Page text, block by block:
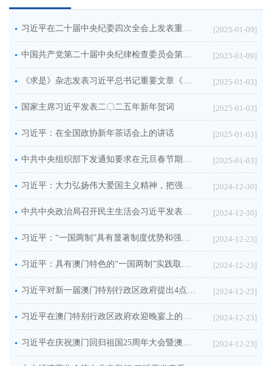
财务公开
信息公开
习近平在二十届中央纪委四次全会上发表重要讲话 [2025-01-09]
中国共产党第二十届中央纪律检查委员会第四次全体会议公报 [2025-01-09]
《求是》杂志发表习近平总书记重要文章《以中国式现代化全面推进强国建设、民族复兴伟业》 [2025-01-03]
国家主席习近平发表二〇二五年新年贺词 [2025-01-03]
习近平：在全国政协新年茶话会上的讲话 [2025-01-03]
中共中央组织部下发通知要求在元旦春节期间开展走访慰问生活困难党员、老党员、老干部活动 [2025-01-03]
习近平：大力弘扬伟大爱国主义精神，把强国建设、民族复兴伟业不断推向前进 [2024-12-30]
中共中央政治局召开民主生活会习近平发表重要讲话 [2024-12-30]
习近平：“一国两制”具有显著制度优势和强大生命力，必须长期坚持 [2024-12-23]
习近平：具有澳门特色的“一国两制”实践取得巨大成功 [2024-12-23]
习近平对新一届澳门特别行政区政府提出4点希望 [2024-12-23]
习近平在澳门特别行政区政府欢迎晚宴上的致辞（全文） [2024-12-23]
习近平在庆祝澳门回归祖国25周年大会暨澳门特别行政区第六届政府就职典礼上的讲话（全文） [2024-12-23]